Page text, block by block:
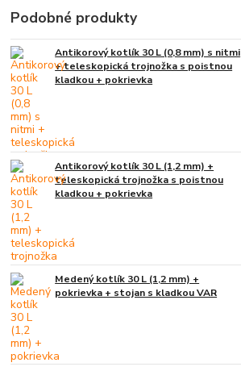
Podobné produkty
Antikorový kotlík 30 L (0,8 mm) s nitmi
+ teleskopická trojnožka s poistnou
kladkou + pokrievka
Antikorový kotlík 30 L (1,2 mm) +
teleskopická trojnožka s poistnou
kladkou + pokrievka
Medený kotlík 30 L (1,2 mm) +
pokrievka + stojan s kladkou VAR